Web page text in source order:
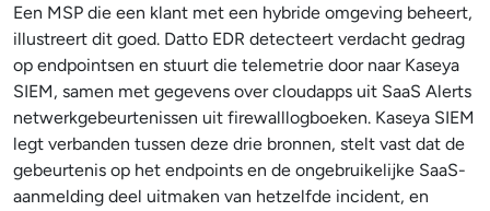
Een MSP die een klant met een hybride omgeving beheert,
illustreert dit goed. Datto EDR detecteert verdacht gedrag
op endpointsen en stuurt die telemetrie door naar Kaseya
SIEM, samen met gegevens over cloudapps uit SaaS Alerts
netwerkgebeurtenissen uit firewalllogboeken. Kaseya SIEM
legt verbanden tussen deze drie bronnen, stelt vast dat de
gebeurtenis op het endpoints en de ongebruikelijke SaaS-
aanmelding deel uitmaken van hetzelfde incident, en